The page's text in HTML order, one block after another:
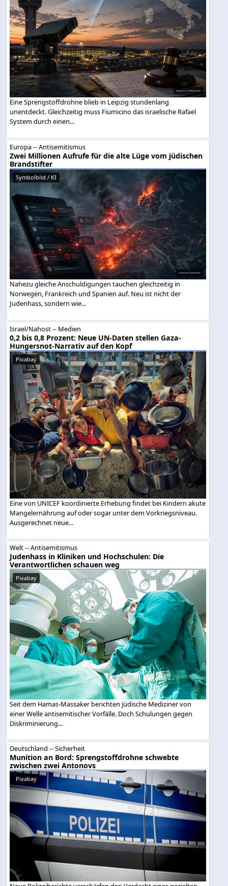
Eine Sprengstoffdrohne blieb in Leipzig stundenlang
unentdeckt. Gleichzeitig muss Fiumicino das israelische Rafael
System durch einen...
Europa -- Antisemitismus
Zwei Millionen Aufrufe für die alte Lüge vom jüdischen
Brandstifter
Symbolbild / KI
Nahezu gleiche Anschuldigungen tauchen gleichzeitig in
Norwegen, Frankreich und Spanien auf. Neu ist nicht der
Judenhass, sondern wie...
Israel/Nahost -- Medien
0,2 bis 0,8 Prozent: Neue UN-Daten stellen Gaza-
Hungersnot-Narrativ auf den Kopf
Pixabay
Eine von UNICEF koordinierte Erhebung findet bei Kindern akute
Mangelernährung auf oder sogar unter dem Vorkriegsniveau.
Ausgerechnet neue...
Welt -- Antisemitismus
Judenhass in Kliniken und Hochschulen: Die
Verantwortlichen schauen weg
Pixabay
Seit dem Hamas-Massaker berichten jüdische Mediziner von
einer Welle antisemitischer Vorfälle. Doch Schulungen gegen
Diskriminierung...
Deutschland -- Sicherheit
Munition an Bord: Sprengstoffdrohne schwebte
zwischen zwei Antonovs
Pixabay